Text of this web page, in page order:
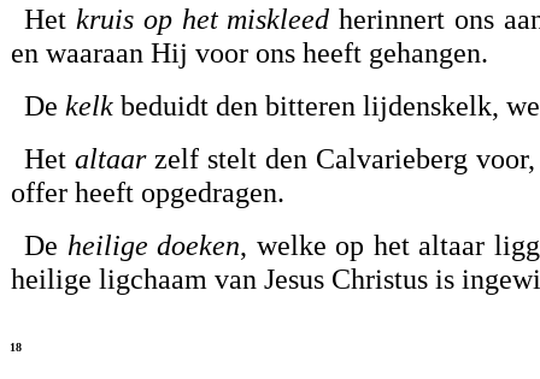
Hetkruis op het miskleed herinnert ons
en waaraan Hij voor ons heeft gehangen.
De kelkbeduidt den bitteren lijdenskelk,
Hetaltaarzelf stelt den Calvarieberg
offer heeft opgedragen.
De heilige doeken, welke op het altaar
heilige ligchaam van Jesus Christus is
18